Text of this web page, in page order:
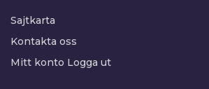
Sajtkarta
Kontakta oss
Mitt konto Logga ut